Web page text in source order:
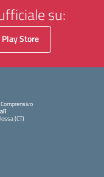
su:
Play Store
(CT)
la pagina iniziale della scuola